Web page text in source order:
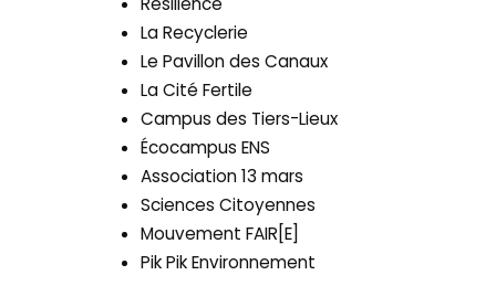
La Recyclerie
Le Pavillon des Canaux
La Cité Fertile
Campus des Tiers-Lieux
Écocampus ENS
Association 13 mars
Sciences Citoyennes
Mouvement FAIR[E]
Pik Pik Environnement